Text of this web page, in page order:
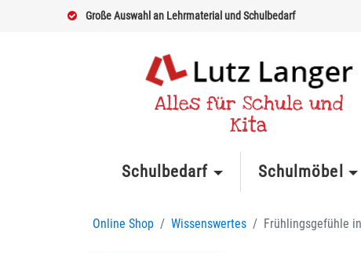
Große Auswahl an Lehrmaterial und Schulbedarf
Alles für Schule und
Kita
Schulbedarf Schulmöbel
Online Shop Wissenswertes Frühlingsgefühle